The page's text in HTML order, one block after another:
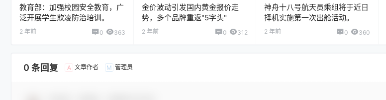
教育部：加强校园安全教育，广
泛开展学生欺凌防治培训。
2 年前 0 363
金价波动引发国内黄金报价走
势，多个品牌重返"5字头"
2 年前 0 312
神舟十八号航天员乘组将于近日
择机实施第一次出舱活动。
2 年前 0 360
0 条回复 A 文章作者 M 管理员